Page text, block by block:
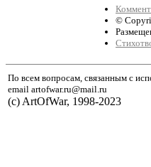
©
По всем вопросам, связанным с
email artofwar.ru@mail.ru
(с) ArtOfWar, 1998-2023